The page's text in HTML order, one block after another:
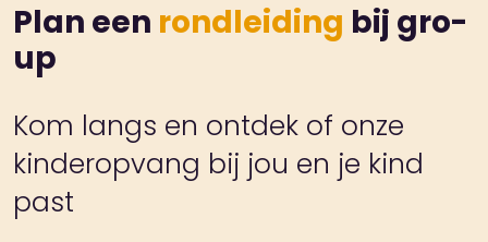
Plan een rondleiding bij gro-
up
Kom langs en ontdek of onze
kinderopvang bij jou en je kind
past